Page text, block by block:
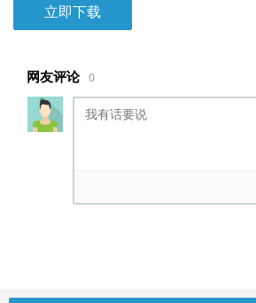
立即下载
网友评论 0